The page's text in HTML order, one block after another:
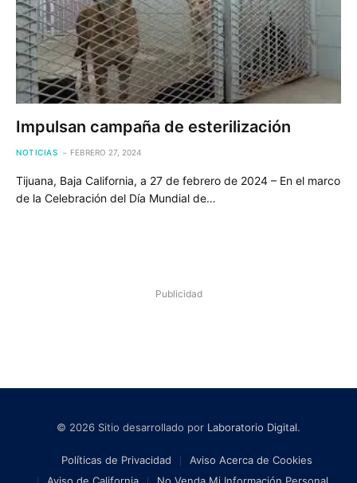
Impulsan campaña de esterilización
NOTICIAS FEBRERO 27, 2024
Tijuana, Baja California, a 27 de febrero de 2024 – En el marco
de la Celebración del Día Mundial de…
Publicidad
© 2026 Sitio desarrollado por Laboratorio Digital.
Políticas de Privacidad
Aviso Acerca de Cookies
Aviso de California
No Venda Mi Información Personal